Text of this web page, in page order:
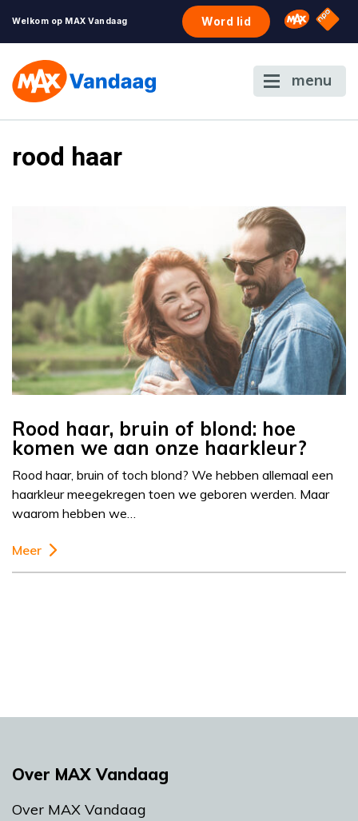
Welkom op MAX Vandaag Word lid Omroep
NPO
menu
rood haar
Rood haar, bruin of blond: hoe
komen we aan onze haarkleur?
Rood haar, bruin of toch blond? We hebben allemaal een
haarkleur meegekregen toen we geboren werden. Maar
waarom hebben we…
Meer
Over MAX Vandaag
Over MAX Vandaag